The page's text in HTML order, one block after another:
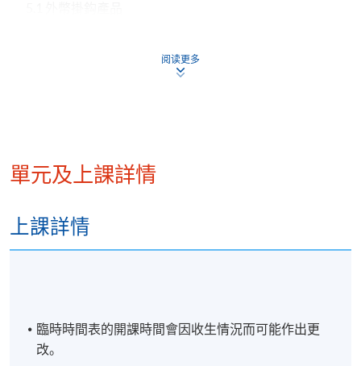
導師在一間良好信譽的投資證券公司工作，他領導公
級管理人員。他擁有超過14年的證券和銀行從業經
驗。此前，他還擔任其他證券公司高級管理職務，負
導師: Mr. Lawrence Chau
阅读更多
單元及上課詳情
上課詳情
臨時時間表的開課時間會因收生情況而可能作出更
改。